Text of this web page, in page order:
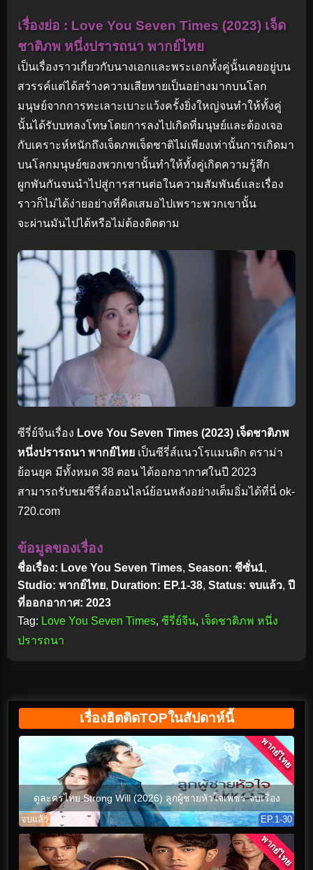
เรื่องย่อ : Love You Seven Times (2023) เจ็ด
ชาติภพ หนึ่งปรารถนา พากย์ไทย
เป็นเรื่องราวเกี่ยวกับนางเอกและพระเอกทั้งคู่นั้นเคยอยู่บน
สวรรค์แต่ได้สร้างความเสียหายเป็นอย่างมากบนโลก
มนุษย์จากการทะเลาะเบาะแว้งครั้งยิ่งใหญ่จนทำให้ทั้งคู่
นั้นได้รับบทลงโทษโดยการลงไปเกิดที่มนุษย์และต้องเจอ
กับเคราะห์หนักถึงเจ็ดภพเจ็ดชาติไม่เพียงเท่านั้นการเกิดมา
บนโลกมนุษย์ของพวกเขานั้นทำให้ทั้งคู่เกิดความรู้สึก
ผูกพันกันจนนำไปสู่การสานต่อในความสัมพันธ์และเรื่อง
ราวก็ไม่ได้ง่ายอย่างที่คิดเสมอไปเพราะพวกเขานั้น
จะผ่านมันไปได้หรือไม่ต้องติดตาม
ซีรี่ย์จีนเรื่อง Love You Seven Times (2023) เจ็ดชาติภพ
หนึ่งปรารถนา พากย์ไทย เป็นซีรี่ส์แนวโรแมนติก ดราม่า
ย้อนยุค มีทั้งหมด 38 ตอน ได้ออกอากาศในปี 2023
สามารถรับชมซีรี่ส์ออนไลน์ย้อนหลังอย่างเต็มอิ่มได้ที่นี่ ok-
720.com
ข้อมูลของเรื่อง
ชื่อเรื่อง: Love You Seven Times, Season: ซีซั่น1,
Studio: พากย์ไทย, Duration: EP.1-38, Status: จบแล้ว, ปี
ที่ออกอากาศ: 2023
Tag: Love You Seven Times, ซีรี่ย์จีน, เจ็ดชาติภพ หนึ่ง
ปรารถนา
เรื่องฮิตติดTOPในสัปดาห์นี้
ดูละครไทย Strong Will (2026) ลูกผู้ชายหัวใจเพชร จบเรื่อง
จบแล้ว EP.1-30
พากย์ไทย
พากย์ไทย